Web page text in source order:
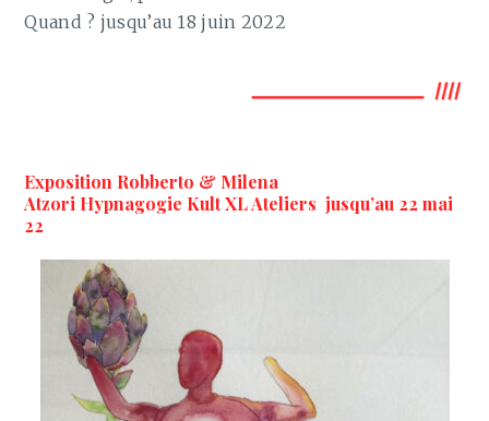
Quand ? jusqu’au 18 juin 2022
Exposition Robberto & Milena
Atzori Hypnagogie Kult XL Ateliers jusqu’au 22 mai
22